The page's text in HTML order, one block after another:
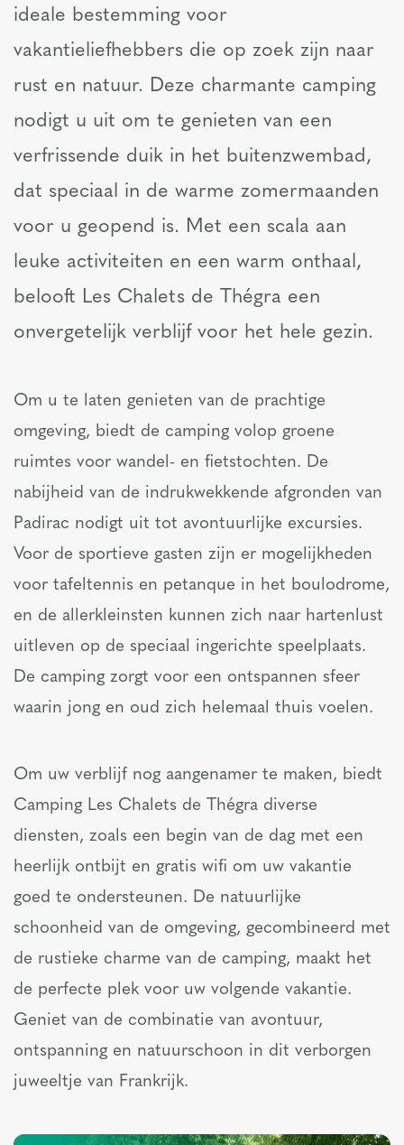
ideale bestemming voor
vakantieliefhebbers die op zoek zijn naar
rust en natuur. Deze charmante camping
nodigt u uit om te genieten van een
verfrissende duik in het buitenzwembad,
dat speciaal in de warme zomermaanden
voor u geopend is. Met een scala aan
leuke activiteiten en een warm onthaal,
belooft Les Chalets de Thégra een
onvergetelijk verblijf voor het hele gezin.
Om u te laten genieten van de prachtige
omgeving, biedt de camping volop groene
ruimtes voor wandel- en fietstochten. De
nabijheid van de indrukwekkende afgronden van
Padirac nodigt uit tot avontuurlijke excursies.
Voor de sportieve gasten zijn er mogelijkheden
voor tafeltennis en petanque in het boulodrome,
en de allerkleinsten kunnen zich naar hartenlust
uitleven op de speciaal ingerichte speelplaats.
De camping zorgt voor een ontspannen sfeer
waarin jong en oud zich helemaal thuis voelen.
Om uw verblijf nog aangenamer te maken, biedt
Camping Les Chalets de Thégra diverse
diensten, zoals een begin van de dag met een
heerlijk ontbijt en gratis wifi om uw vakantie
goed te ondersteunen. De natuurlijke
schoonheid van de omgeving, gecombineerd met
de rustieke charme van de camping, maakt het
de perfecte plek voor uw volgende vakantie.
Geniet van de combinatie van avontuur,
ontspanning en natuurschoon in dit verborgen
juweeltje van Frankrijk.